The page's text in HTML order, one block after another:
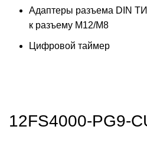
Адаптеры разъема DIN
к разъему M12/M8
Цифровой таймер
12FS4000-PG9-